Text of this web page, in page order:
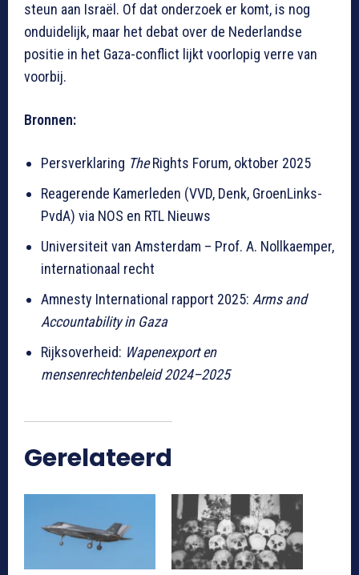
steun aan Israël. Of dat onderzoek er komt, is nog
onduidelijk, maar het debat over de Nederlandse
positie in het Gaza-conflict lijkt voorlopig verre van
voorbij.
Bronnen:
Persverklaring TheRights Forum, oktober 2025
Reagerende Kamerleden (VVD, Denk, GroenLinks-
PvdA) via NOS en RTL Nieuws
Universiteit van Amsterdam – Prof. A. Nollkaemper,
internationaal recht
Amnesty International rapport 2025: Arms and
Accountability in Gaza
Rijksoverheid: Wapenexport en
mensenrechtenbeleid 2024–2025
Gerelateerd